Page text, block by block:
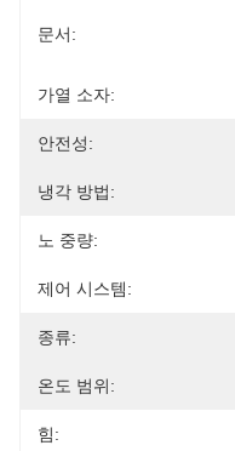
문서:
가열 소자:
안전성:
냉각 방법:
노 중량:
제어 시스템:
종류:
온도 범위:
힘: